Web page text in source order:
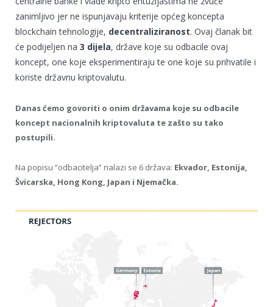
zanimljivo jer ne ispunjavaju kriterije općeg koncepta
blockchain tehnologije, decentraliziranost. Ovaj članak bit
će podijeljen na 3 dijela, države koje su odbacile ovaj
koncept, one koje eksperimentiraju te one koje su prihvatile i
koriste državnu kriptovalutu.
Danas ćemo govoriti o onim državama koje su odbacile
koncept nacionalnih kriptovaluta te zašto su tako
postupili.
Na popisu “odbacitelja” nalazi se 6 država: Ekvador, Estonija,
Švicarska, Hong Kong, Japan i Njemačka.